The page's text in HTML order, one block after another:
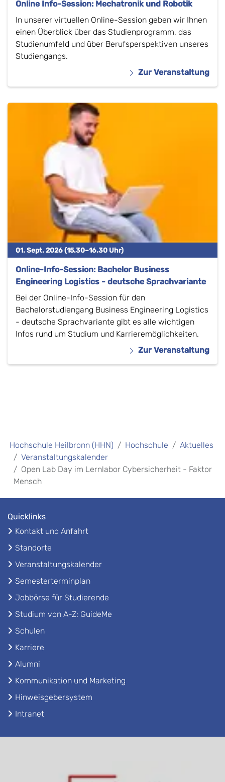
Online Info-Session: Mechatronik und Robotik
In unserer virtuellen Online-Session geben wir Ihnen
einen Überblick über das Studienprogramm, das
Studienumfeld und über Berufsperspektiven unseres
Studiengangs.
Zur Veranstaltung
01. Sept. 2026 (15.30–16.30 Uhr)
Online-Info-Session: Bachelor Business
Engineering Logistics - deutsche Sprachvariante
Bei der Online-Info-Session für den
Bachelorstudiengang Business Engineering Logistics
- deutsche Sprachvariante gibt es alle wichtigen
Infos rund um Studium und Karrieremöglichkeiten.
Zur Veranstaltung
Hochschule Heilbronn (HHN) Hochschule
Aktuelles
Veranstaltungskalender
Open Lab Day im Lernlabor Cybersicherheit - Faktor
Mensch
Quicklinks
Kontakt und Anfahrt
Standorte
Veranstaltungskalender
Semesterterminplan
Jobbörse für Studierende
Studium von A-Z: GuideMe
Schulen
Karriere
Alumni
Kommunikation und Marketing
Hinweisgebersystem
Intranet